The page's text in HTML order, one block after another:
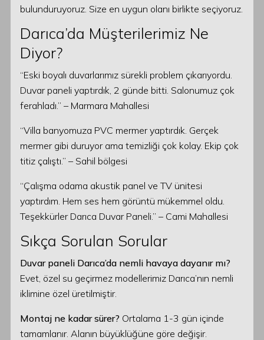
bulunduruyoruz. Size en uygun olanı birlikte seçiyoruz.
Darıca’da Müşterilerimiz Ne
Diyor?
“Eski boyalı duvarlarımız sürekli problem çıkarıyordu.
Duvar paneli yaptırdık, 2 günde bitti. Salonumuz çok
ferahladı.” – Marmara Mahallesi
“Villa banyomuza PVC mermer yaptırdık. Gerçek
mermer gibi duruyor ama temizliği çok kolay. Ekip çok
titiz çalıştı.” – Sahil bölgesi
“Çalışma odama akustik panel ve TV ünitesi
yaptırdım. Hem ses hem görüntü mükemmel oldu.
Teşekkürler Darıca Duvar Paneli.” – Cami Mahallesi
Sıkça Sorulan Sorular
Duvar paneli Darıca’da nemli havaya dayanır mı?
Evet, özel su geçirmez modellerimiz Darıca’nın nemli
iklimine özel üretilmiştir.
Montaj ne kadar sürer? Ortalama 1-3 gün içinde
tamamlanır. Alanın büyüklüğüne göre değişir.